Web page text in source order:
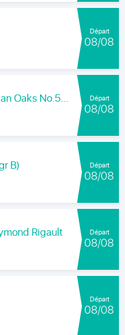
Départ
08/08
Winning Key Farm Hambletonian Oaks No.56 - Final Départ
08/08
B) Départ
08/08
Rigault Départ
08/08
Départ
08/08